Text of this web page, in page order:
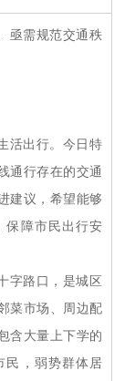
亟需规范交通秩
活出行。今日特
通行存在的交通
建议，希望能够
保障市民出行安
字路口，是城区
菜市场、周边配
含大量上下学的
民，弱势群体居